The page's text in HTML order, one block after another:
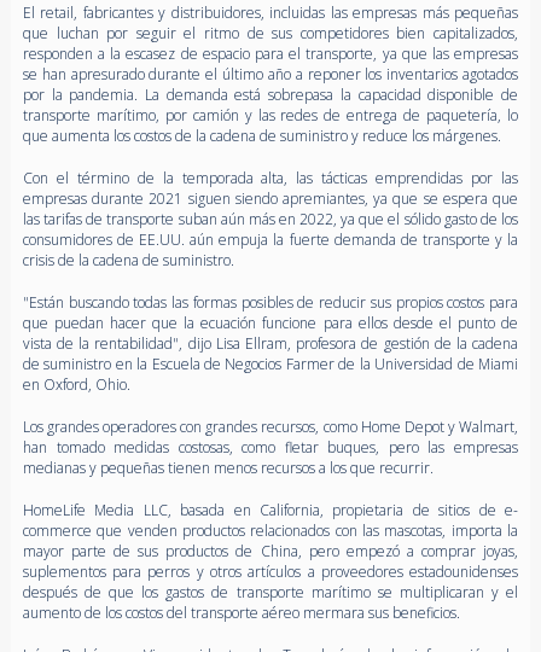
El retail, fabricantes y distribuidores, incluidas las empresas más pequeñas
que luchan por seguir el ritmo de sus competidores bien capitalizados,
responden a la escasez de espacio para el transporte, ya que las empresas
se han apresurado durante el último año a reponer los inventarios agotados
por la pandemia. La demanda está sobrepasa la capacidad disponible de
transporte marítimo, por camión y las redes de entrega de paquetería, lo
que aumenta los costos de la cadena de suministro y reduce los márgenes.
Con el término de la temporada alta, las tácticas emprendidas por las
empresas durante 2021 siguen siendo apremiantes, ya que se espera que
las tarifas de transporte suban aún más en 2022, ya que el sólido gasto de los
consumidores de EE.UU. aún empuja la fuerte demanda de transporte y la
crisis de la cadena de suministro.
"Están buscando todas las formas posibles de reducir sus propios costos para
que puedan hacer que la ecuación funcione para ellos desde el punto de
vista de la rentabilidad", dijo Lisa Ellram, profesora de gestión de la cadena
de suministro en la Escuela de Negocios Farmer de la Universidad de Miami
en Oxford, Ohio.
Los grandes operadores con grandes recursos, como Home Depot y Walmart,
han tomado medidas costosas, como fletar buques, pero las empresas
medianas y pequeñas tienen menos recursos a los que recurrir.
HomeLife Media LLC, basada en California, propietaria de sitios de e-
commerce que venden productos relacionados con las mascotas, importa la
mayor parte de sus productos de China, pero empezó a comprar joyas,
suplementos para perros y otros artículos a proveedores estadounidenses
después de que los gastos de transporte marítimo se multiplicaran y el
aumento de los costos del transporte aéreo mermara sus beneficios.